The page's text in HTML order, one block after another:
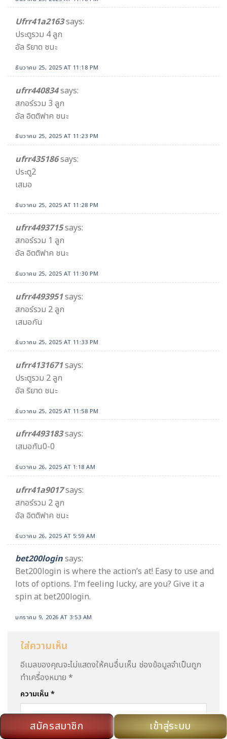
Ufrr41a2163says:
ประตูรวม 4 ลูก
อัล ริยาด ชนะ
ธันวาคม 25, 2025 AT 11:18 PM
ufrr440834​says:
สกอร์รวม 3 ลูก
อัล อิตติฟาค ชนะ
ธันวาคม 25, 2025 AT 11:23 PM
ufrr435186says:
ประตู2
เสมอ
ธันวาคม 25, 2025 AT 11:28 PM
ufrr4493715says:
สกอร์รวม 1 ลูก
อัล อิตติฟาค ชนะ
ธันวาคม 25, 2025 AT 11:30 PM
ufrr4493951says:
สกอร์รวม 2 ลูก
เสมอกัน
ธันวาคม 25, 2025 AT 11:33 PM
ufrr4131671says:
ประตูรวม 2 ลูก
อัล ริยาด ชนะ
ธันวาคม 25, 2025 AT 11:58 PM
ufrr4493183says:
เสมอกัน0-0
ธันวาคม 26, 2025 AT 1:18 AM
ufrr41a9017says:
สกอร์รวม 2 ลูก
อัล อิตติฟาค ชนะ
ธันวาคม 26, 2025 AT 5:59 AM
bet200loginsays:
Bet200login is where the action’s at! Easy to use and
lots of options. I’m feeling lucky, are you? Give it a
spin at bet200login.
มกราคม 9, 2026 AT 3:53 AM
ใส่ความเห็น
อีเมลของคุณจะไม่แสดงให้คนอื่นเห็น ช่องข้อมูลจำเป็นถูก
ทำเครื่องหมาย *
ความเห็น*
สมัครสมาชิก เข้าสู่ระบบ